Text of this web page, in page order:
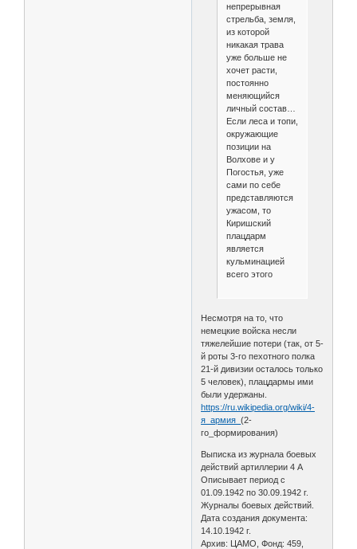
непрерывная
стрельба, земля,
из которой
никакая трава
уже больше не
хочет расти,
постоянно
меняющийся
личный состав…
Если леса и топи,
окружающие
позиции на
Волхове и у
Погостья, уже
сами по себе
представляются
ужасом, то
Киришский
плацдарм
является
кульминацией
всего этого
Несмотря на то, что
немецкие войска несли
тяжелейшие потери (так, от 5-
й роты 3-го пехотного полка
21-й дивизии осталось только
5 человек), плацдармы ими
были удержаны.
https://ru.wikipedia.org/wiki/4-
я_армия_(2-
го_формирования)
Выписка из журнала боевых
действий артиллерии 4 А
Описывает период с
01.09.1942 по 30.09.1942 г.
Журналы боевых действий.
Дата создания документа:
14.10.1942 г.
Архив: ЦАМО, Фонд: 459,